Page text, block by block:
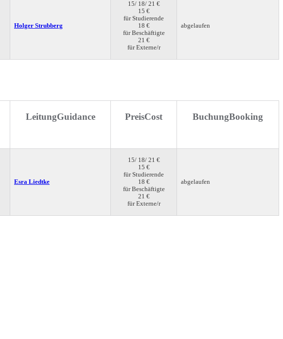
Holger Strubberg
15/ 18/ 21 €
15 €
für Studierende
18 €
für Beschäftigte
21 €
für Externe/r
abgelaufen
LeitungGuidance PreisCost BuchungBooking
Esra Liedtke
15/ 18/ 21 €
15 €
für Studierende
18 €
für Beschäftigte
21 €
für Externe/r
abgelaufen